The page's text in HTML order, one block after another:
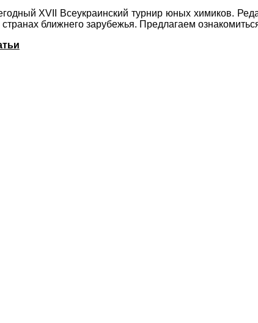
XVII Всеукраинский турнир юных химиков.
ближнего зарубежья. Предлагаем